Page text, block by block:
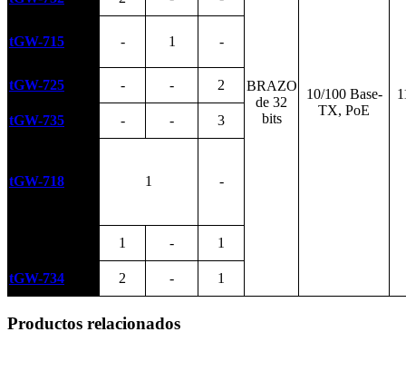
BRAZO
de 32
bits
10/100 Base-
TX, PoE
tGW-715 - 1 -
tGW-725 - - 2
tGW-735 - - 3
tGW-718 1 -
1 - 1
tGW-734 2 - 1
Productos relacionados